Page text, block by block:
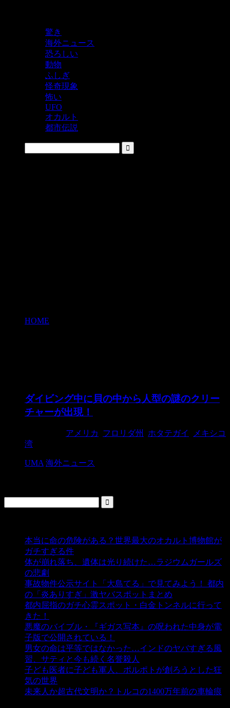
驚き
海外ニュース
恐ろしい
動物
ふしぎ
怪奇現象
怖い
UFO
オカルト
都市伝説
HOME
ダイビング中に貝の中から人型の謎のクリー
チャーが出現！
アメリカ フロリダ州 ホタテガイ
メキシコ
湾
UMA 海外ニュース
本当に命の危険がある？世界最大のオカルト博物館が
ガチすぎる件
体が崩れ落ち、遺体は光り続けた…ラジウムガールズ
の悲劇
事故物件公示サイト「大島てる」で見てみよう！ 都内
の「炎ありすぎ」激ヤバスポットまとめ
都内屈指のガチ心霊スポット・白金トンネルに行って
きた！
悪魔のバイブル・『ギガス写本』の呪われた中身が電
子版で公開されている！
男女の命は平等ではなかった…インドのヤバすぎる風
習、サティと今も続く名誉殺人
子ども医者に子ども軍人、ポルポトが創ろうとした狂
気の世界
未来人か超古代文明か？トルコの1400万年前の車輪痕